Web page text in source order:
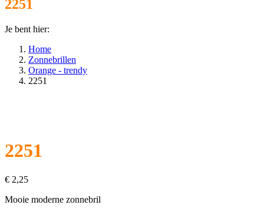
2251
Je bent hier:
Home
Zonnebrillen
Orange - trendy
2251
2251
€ 2,25
Mooie moderne zonnebril